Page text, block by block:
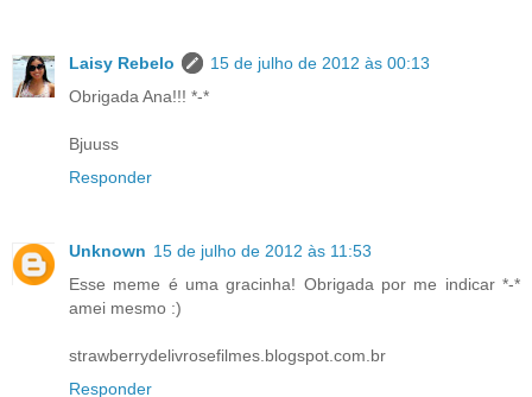
Laisy Rebelo
15 de julho de 2012 às 00:13
Obrigada Ana!!! *-*
Bjuuss
Responder
Unknown 15 de julho de 2012 às 11:53
Esse meme é uma gracinha! Obrigada por me indicar *-*
amei mesmo :)
strawberrydelivrosefilmes.blogspot.com.br
Responder